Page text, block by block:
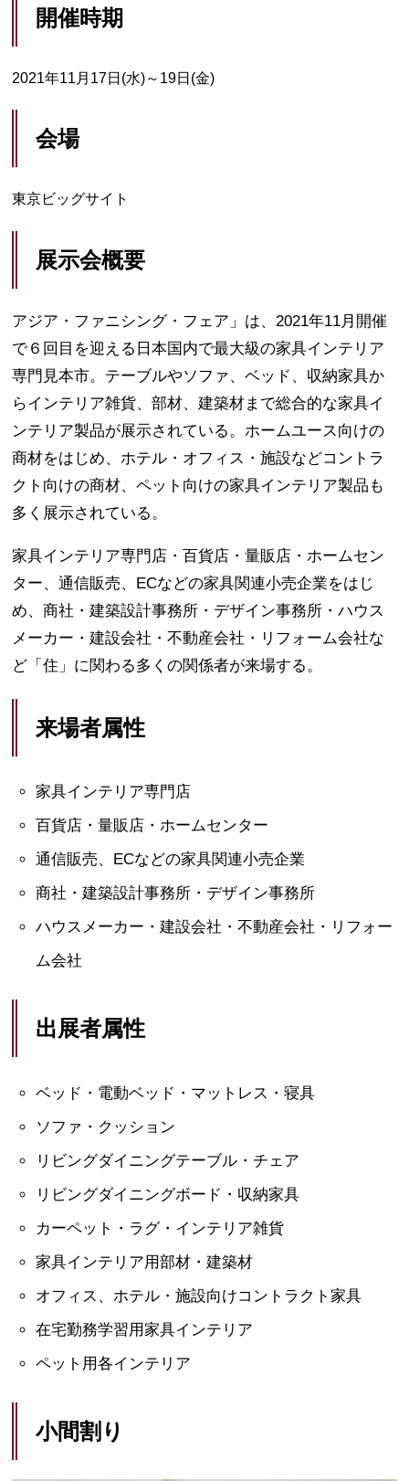
開催時期
2021年11月17日(水)～19日(金)
会場
東京ビッグサイト
展示会概要
アジア・ファニシング・フェア」は、2021年11月開催
で６回目を迎える日本国内で最大級の家具インテリア
専門見本市。テーブルやソファ、ベッド、収納家具か
らインテリア雑貨、部材、建築材まで総合的な家具イ
ンテリア製品が展示されている。ホームユース向けの
商材をはじめ、ホテル・オフィス・施設などコントラ
クト向けの商材、ペット向けの家具インテリア製品も
多く展示されている。
家具インテリア専門店・百貨店・量販店・ホームセン
ター、通信販売、ECなどの家具関連小売企業をはじ
め、商社・建築設計事務所・デザイン事務所・ハウス
メーカー・建設会社・不動産会社・リフォーム会社な
ど「住」に関わる多くの関係者が来場する。
来場者属性
家具インテリア専門店
百貨店・量販店・ホームセンター
通信販売、ECなどの家具関連小売企業
商社・建築設計事務所・デザイン事務所
ハウスメーカー・建設会社・不動産会社・リフォー
ム会社
出展者属性
ベッド・電動ベッド・マットレス・寝具
ソファ・クッション
リビングダイニングテーブル・チェア
リビングダイニングボード・収納家具
カーペット・ラグ・インテリア雑貨
家具インテリア用部材・建築材
オフィス、ホテル・施設向けコントラクト家具
在宅勤務学習用家具インテリア
ペット用各インテリア
小間割り